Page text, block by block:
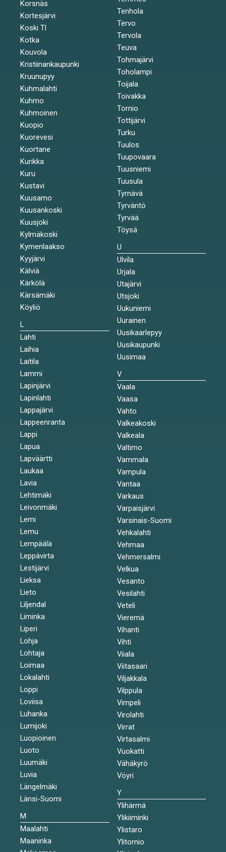
Korsnäs
Kortesjärvi
Koski Tl
Kotka
Kouvola
Kristiinankaupunki
Kruunupyy
Kuhmalahti
Kuhmo
Kuhmoinen
Kuopio
Kuorevesi
Kuortane
Kurikka
Kuru
Kustavi
Kuusamo
Kuusankoski
Kuusjoki
Kylmäkoski
Kymenlaakso
Kyyjärvi
Kälviä
Kärkölä
Kärsämäki
Köyliö
L
Lahti
Laihia
Laitila
Lammi
Lapinjärvi
Lapinlahti
Lappajärvi
Lappeenranta
Lappi
Lapua
Lapväärtti
Laukaa
Lavia
Lehtimäki
Leivonmäki
Lemi
Lemu
Lempäälä
Leppävirta
Lestijärvi
Lieksa
Lieto
Liljendal
Liminka
Liperi
Lohja
Lohtaja
Loimaa
Lokalahti
Loppi
Loviisa
Luhanka
Lumijoki
Luopioinen
Luoto
Luumäki
Luvia
Längelmäki
Länsi-Suomi
M
Maalahti
Maaninka
Tenhola
Tervo
Tervola
Teuva
Tohmajärvi
Toholampi
Toijala
Toivakka
Tornio
Tottijärvi
Turku
Tuulos
Tuupovaara
Tuusniemi
Tuusula
Tyrnävä
Tyrväntö
Tyrvää
Töysä
U
Ulvila
Urjala
Utajärvi
Utsjoki
Uukuniemi
Uurainen
Uusikaarlepyy
Uusikaupunki
Uusimaa
V
Vaala
Vaasa
Vahto
Valkeakoski
Valkeala
Valtimo
Vammala
Vampula
Vantaa
Varkaus
Varpaisjärvi
Varsinais-Suomi
Vehkalahti
Vehmaa
Vehmersalmi
Velkua
Vesanto
Vesilahti
Veteli
Vieremä
Vihanti
Vihti
Viiala
Viitasaari
Viljakkala
Vilppula
Vimpeli
Virolahti
Virrat
Virtasalmi
Vuokatti
Vähäkyrö
Vöyri
Y
Ylihärmä
Ylikiiminki
Ylistaro
Ylitornio